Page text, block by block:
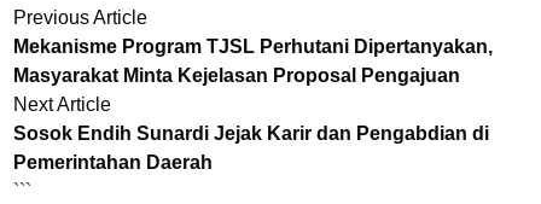
Navigasi
pos
Previous ArticlePrevious
article:
Mekanisme Program TJSL Perhutani Dipertanyakan,
Masyarakat Minta Kejelasan Proposal Pengajuan
Next ArticleNext
article:
Sosok Endih Sunardi Jejak Karir dan Pengabdian di
Pemerintahan Daerah
```